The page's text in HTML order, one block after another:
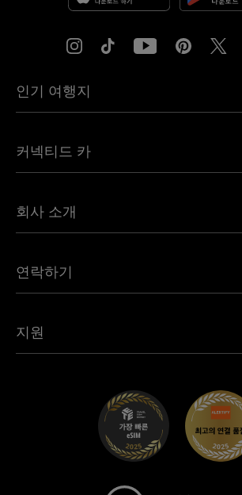
인기 여행지
유럽용 eSIM
캐나다용 eSIM
아프리카용 eSIM
모든 목적지 보기
커넥티드 카
Land Rover용 Ubigi
Jeep용 Ubigi
Mini용 Ubigi
Maserati용 Ubigi
회사 소개
언론에 소개된 Ubigi
Ubigi 앱
연락하기
제휴 프로그램
지원